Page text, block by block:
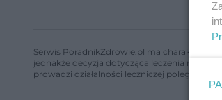
Serwis PoradnikZdrowie.pl ma charakter
jednakże decyzja dotycząca leczenia
prowadzi działalności leczniczej polegającej